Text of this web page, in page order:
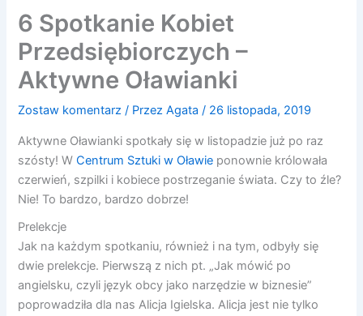
6 Spotkanie Kobiet
Przedsiębiorczych –
Aktywne Oławianki
Zostaw komentarz / PrzezAgata/ 26 listopada, 2019
Aktywne Oławianki spotkały się w listopadzie już po raz
szósty! WCentrum Sztuki w Oławie ponownie królowała
czerwień, szpilki i kobiece postrzeganie świata. Czy to źle?
Nie! To bardzo, bardzo dobrze!
Prelekcje
Jak na każdym spotkaniu, również i na tym, odbyły się
dwie prelekcje. Pierwszą z nich pt. „Jak mówić po
angielsku, czyli język obcy jako narzędzie w biznesie”
poprowadziła dla nas Alicja Igielska. Alicja jest nie tylko